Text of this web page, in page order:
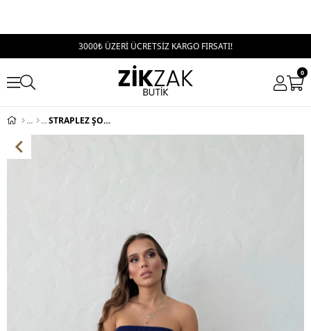
3000₺ ÜZERİ ÜCRETSİZ KARGO FIRSATI!
0
STRAPLEZ ŞORTLU SİMLİ ELBİSE LACİVERT